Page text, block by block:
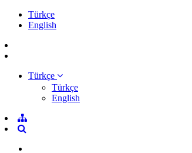
Türkçe
English
Türkçe
Türkçe
English